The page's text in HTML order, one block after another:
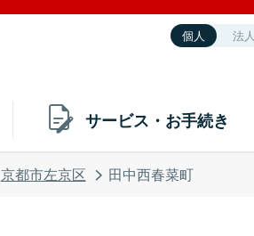
個人 法人
サービス・お手続き
京都市左京区 田中西春菜町